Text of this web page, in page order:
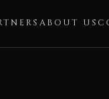
ABOUT US